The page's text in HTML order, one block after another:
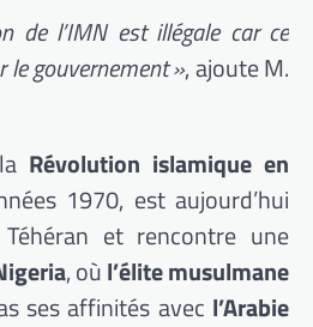
de l’IMN est illégale car ce
le gouvernement », ajoute M.
Révolution islamique en
1970, est aujourd’hui
et rencontre une
, oùl’élite musulmane
ses affinités avec l’Arabie